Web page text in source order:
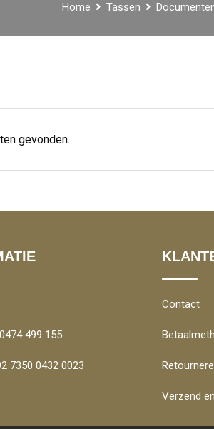
Home Tassen
gevonden.
499 155
7350 0432 0023
Contact
Verzend